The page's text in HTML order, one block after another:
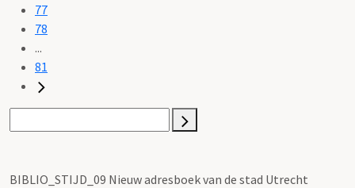
77
78
...
81
BIBLIO_STIJD_09 Nieuw adresboek van de stad Utrecht